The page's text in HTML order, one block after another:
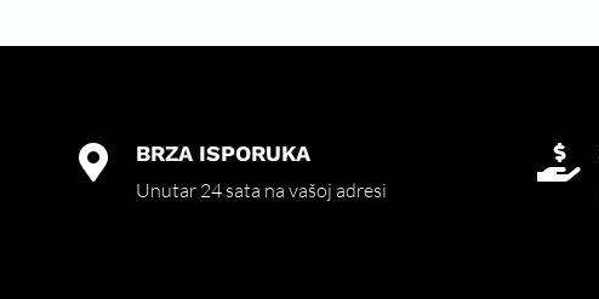
 BRZA ISPORUKA
Unutar 24 sata na vašoj adresi
